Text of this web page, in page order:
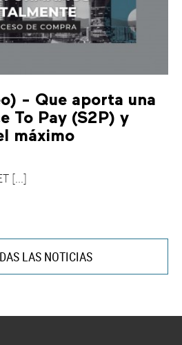
- Que aporta una
To Pay (S2P) y
máximo
[...]
LAS NOTICIAS